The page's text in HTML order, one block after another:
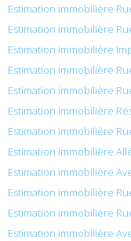
Estimation immobilière
Estimation immobilière
Estimation immobilière
Estimation immobilière
Estimation immobilière
Estimation immobilière
Estimation immobilière
Estimation immobilière
Estimation immobilière
Estimation immobilière
Estimation immobilière
Estimation immobilière